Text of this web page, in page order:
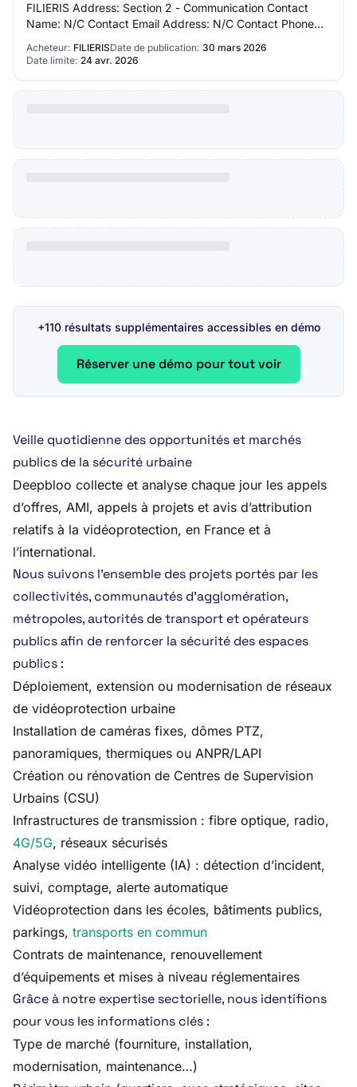
FILIERIS Address: Section 2 - Communication Contact
Name: N/C Contact Email Address: N/C Contact Phone
Acheteur: FILIERISDate de publication: 30 mars 2026
Date limite: 24 avr. 2026
+110 résultats supplémentaires accessibles en démo
Réserver une démo pour tout voir
Veille quotidienne des opportunités et marchés
publics de la sécurité urbaine
Deepbloo collecte et analyse chaque jour les appels
d’offres, AMI, appels à projets et avis d’attribution
relatifs à la vidéoprotection, en France et à
l’international.
Nous suivons l’ensemble des projets portés par les
collectivités, communautés d’agglomération,
métropoles, autorités de transport et opérateurs
publics afin de renforcer la sécurité des espaces
publics :
Déploiement, extension ou modernisation de réseaux
de vidéoprotection urbaine
Installation de caméras fixes, dômes PTZ,
panoramiques, thermiques ou ANPR/LAPI
Création ou rénovation de Centres de Supervision
Urbains (CSU)
Infrastructures de transmission : fibre optique, radio,
4G/5G, réseaux sécurisés
Analyse vidéo intelligente (IA) : détection d’incident,
suivi, comptage, alerte automatique
Vidéoprotection dans les écoles, bâtiments publics,
parkings, transports en commun
Contrats de maintenance, renouvellement
d’équipements et mises à niveau réglementaires
Grâce à notre expertise sectorielle, nous identifions
pour vous les informations clés :
Type de marché (fourniture, installation,
modernisation, maintenance…)